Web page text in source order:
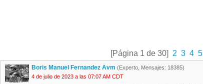
[Página 1 de 30] 2 3 4 5
Boris Manuel Fernandez Avm (Experto, Mensajes: 18385)
4 de julio de 2023 a las 07:07 AM CDT